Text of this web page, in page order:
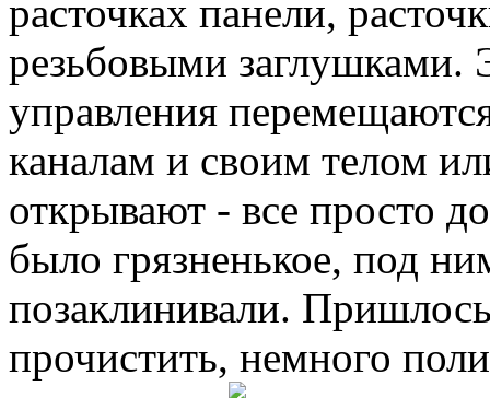
расточках панели,
резьбовыми заглушками.
управления
каналам и своим телом
открывают - все просто
было грязненькое, под
позаклинивали.
прочистить, немного